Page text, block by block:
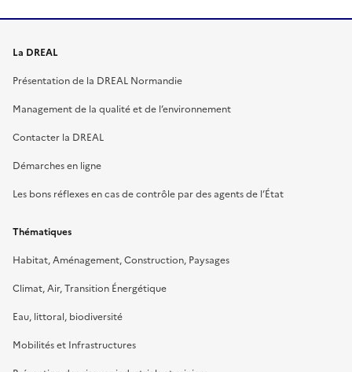
La DREAL
Présentation de la DREAL Normandie
Management de la qualité et de l’environnement
Contacter la DREAL
Démarches en ligne
Les bons réflexes en cas de contrôle par des agents de l’État
Thématiques
Habitat, Aménagement, Construction, Paysages
Climat, Air, Transition Énergétique
Eau, littoral, biodiversité
Mobilités et Infrastructures